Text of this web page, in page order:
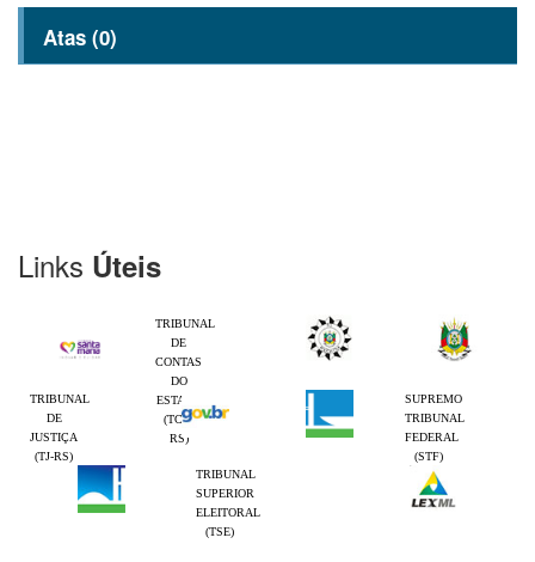
Atas (0)
Links Úteis
TRIBUNAL
DE
CONTAS
DO
ESTADO
(TCE-
RS)
TRIBUNAL
DE
JUSTIÇA
(TJ-RS)
SUPREMO
TRIBUNAL
FEDERAL
(STF)
TRIBUNAL
SUPERIOR
ELEITORAL
(TSE)